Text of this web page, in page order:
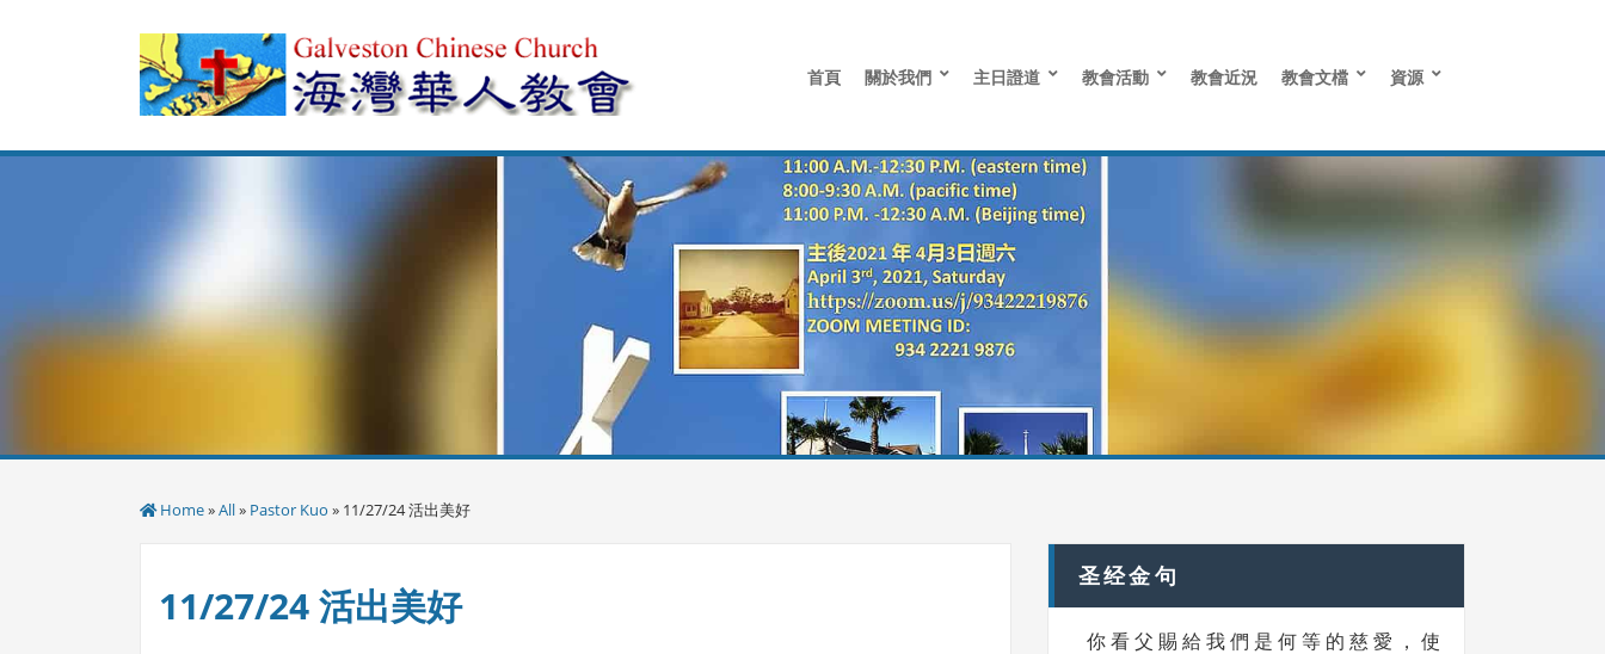
首頁 關於我們 主日證道 教會活動 教會近況 教會文檔 資源
Home»All» Pastor Kuo » 11/27/24 活出美好
11/27/24 活出美好
圣经金句
你 看 父 賜 給 我 們 是 何 等 的 慈 愛 ， 使